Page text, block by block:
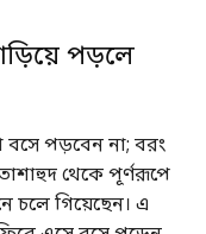
পড়লে
পড়বেন না; বরং
থেকে পূর্ণরূপে
চলে গিয়েছেন। এ